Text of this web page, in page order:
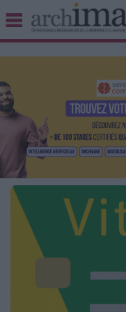
BIBLIOTHÈQUE ÉDITION
UNIVERS DATA
TRAVAIL COLLABORATIF
VIE NUMÉRIQUE
NUMÉRIQUE RESPONSABLE
LES DOSSIERS
LE MAGAZINE